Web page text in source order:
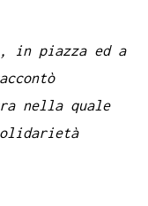
in piazza ed a
nella quale